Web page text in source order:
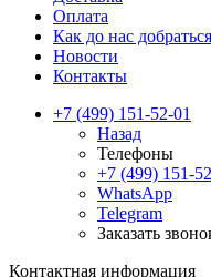
Оплата
Как до нас добраться
Новости
Контакты
+7 (499) 151-52-01
Назад
Телефоны
+7 (499) 151-
WhatsApp
Telegram
Заказать
Контактная информация